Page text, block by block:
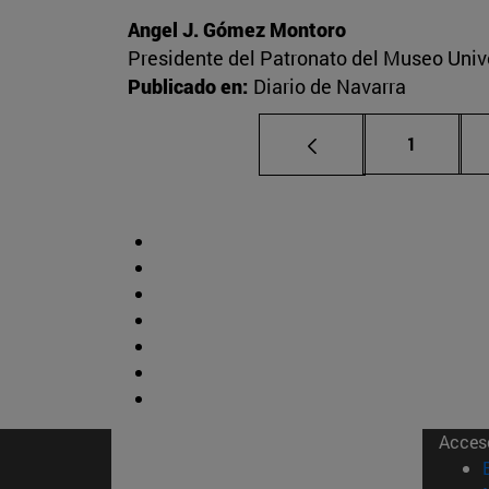
Angel J. Gómez Montoro
Presidente del Patronato del Museo
Publicado en: Diario de Navarra
Página
1